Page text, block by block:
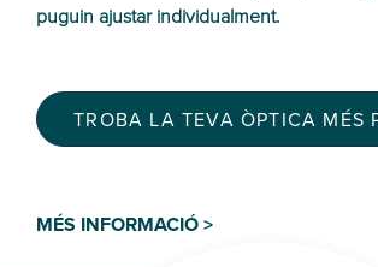
puguin ajustar individualment.
TROBA LA TEVA ÒPTICA MÉS
MÉS INFORMACIÓ >